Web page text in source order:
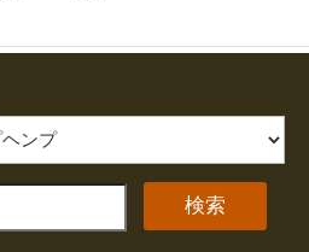
検索